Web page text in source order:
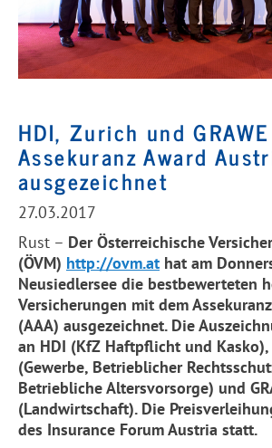
HDI, Zurich und
Assekuranz Award
ausgezeichnet
27.03.2017
Rust – Der Österreichische
(ÖVM) http://ovm.at hat am
Neusiedlersee die bestbewerteten
Versicherungen mit dem
(AAA) ausgezeichnet. Die
an HDI (KfZ Haftpflicht und
(Gewerbe, Betrieblicher
Betriebliche Altersvorsorge) und
(Landwirtschaft). Die
des Insurance Forum Austria statt.